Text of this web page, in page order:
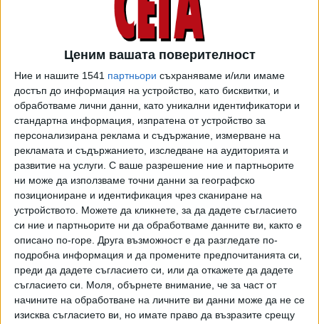
Ценим вашата поверителност
Ние и нашите 1541 партньори съхраняваме и/или имаме
достъп до информация на устройство, като бисквитки, и
обработваме лични данни, като уникални идентификатори и
стандартна информация, изпратена от устройство за
персонализирана реклама и съдържание, измерване на
рекламата и съдържанието, изследване на аудиторията и
развитие на услуги. С ваше разрешение ние и партньорите
ни може да използваме точни данни за географско
позициониране и идентификация чрез сканиране на
устройството. Можете да кликнете, за да дадете съгласието
си ние и партньорите ни да обработваме данните ви, както е
описано по-горе. Друга възможност е да разгледате по-
подробна информация и да промените предпочитанията си,
преди да дадете съгласието си, или да откажете да дадете
съгласието си.
Моля, обърнете внимание, че за част от
начините на обработване на личните ви данни може да не се
изисква съгласието ви, но имате право да възразите срещу
на болницата за януари е над 10 416 евро, а за март –12
В Александровска болница приходите са над 21 млн.
евро, разходите са над 22 млн. евро, задълженията са
60,2 млн. евро, просрочените задължения са над 3 млн.
евро. Заплатата на директора е 8559 евро на месец.
В болница "Св. Екатерина" общите разходи са над 10
млн. евро, а дълговете – 28,3 млн. евро, просрочените
задължения са над 2 млн. евро. Заплатата на директора
е над 8 хил. евро.
В столичната болница "Св. Наум" приходите са близо 2
млн. евро, разходите - близо 2 млн., общите задължения
са над 2 млн. евро, няма просрочени задължения.
Заплатата на директора за януари е над 8 хил. евро, а за
март - над 10 хил. евро.
В столичната инфекциозна болница "Иван Киров" –